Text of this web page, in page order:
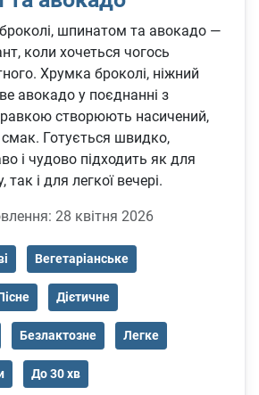
шпинатом та авокадо —
коли хочеться чогось
Хрумка броколі, ніжний
авокадо у поєднанні з
створюють насичений,
Готується швидко,
і чудово підходить як для
так і для легкої вечері.
28 квітня 2026
Вегетаріанське
Дієтичне
Безлактозне Легке
До 30 хв